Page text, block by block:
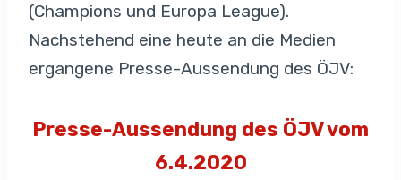
(Champions und Europa League).
Nachstehend eine heute an die Medien
ergangene Presse-Aussendung des ÖJV:
Presse-Aussendung des ÖJV vom
6.4.2020